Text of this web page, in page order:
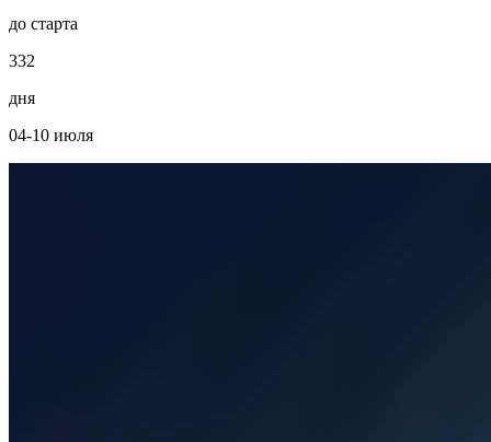
до старта
332
дня
04-10 июля